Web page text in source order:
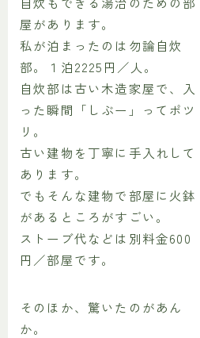
屋があります。
私が泊まったのは勿論自炊
部。１泊2225円／人。
自炊部は古い木造家屋で、入
った瞬間「しぶー」ってポツ
リ。
古い建物を丁寧に手入れして
あります。
でもそんな建物で部屋に火鉢
があるところがすごい。
ストーブ代などは別料金600
円／部屋です。
そのほか、驚いたのがあん
か。